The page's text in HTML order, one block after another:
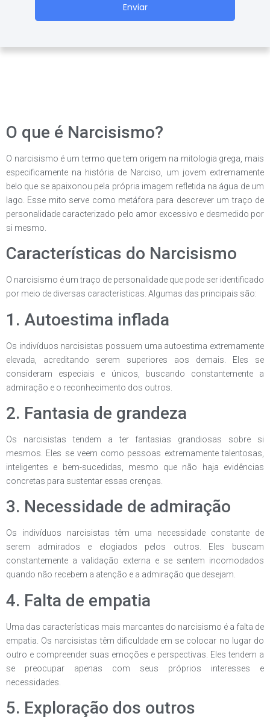
Enviar
O que é Narcisismo?
O narcisismo é um termo que tem origem na mitologia grega, mais
especificamente na história de Narciso, um jovem extremamente
belo que se apaixonou pela própria imagem refletida na água de um
lago. Esse mito serve como metáfora para descrever um traço de
personalidade caracterizado pelo amor excessivo e desmedido por
si mesmo.
Características do Narcisismo
O narcisismo é um traço de personalidade que pode ser identificado
por meio de diversas características. Algumas das principais são:
1. Autoestima inflada
Os indivíduos narcisistas possuem uma autoestima extremamente
elevada, acreditando serem superiores aos demais. Eles se
consideram especiais e únicos, buscando constantemente a
admiração e o reconhecimento dos outros.
2. Fantasia de grandeza
Os narcisistas tendem a ter fantasias grandiosas sobre si
mesmos. Eles se veem como pessoas extremamente talentosas,
inteligentes e bem-sucedidas, mesmo que não haja evidências
concretas para sustentar essas crenças.
3. Necessidade de admiração
Os indivíduos narcisistas têm uma necessidade constante de
serem admirados e elogiados pelos outros. Eles buscam
constantemente a validação externa e se sentem incomodados
quando não recebem a atenção e a admiração que desejam.
4. Falta de empatia
Uma das características mais marcantes do narcisismo é a falta de
empatia. Os narcisistas têm dificuldade em se colocar no lugar do
outro e compreender suas emoções e perspectivas. Eles tendem a
se preocupar apenas com seus próprios interesses e
necessidades.
5. Exploração dos outros